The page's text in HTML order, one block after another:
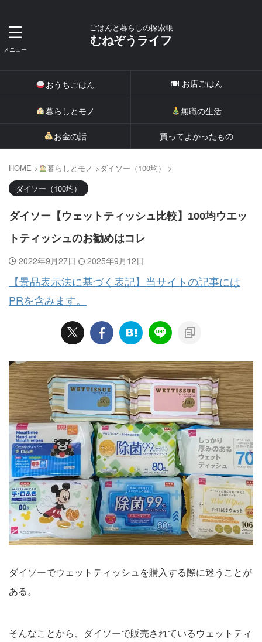
ごはんと暮らしの探索帳
むねぞうライフ
おうちごはん 🍽 お店ごはん
暮らしとモノ 無職の生活
お金の話 買ってよかったもの
HOME > 暮らしとモノ >ダイソー（100均）
>
ダイソー（100均）
ダイソー【ウェットティッシュ比較】100均ウエッ
トティッシュのお勧めはコレ
2022年9月27日
2025年9月12日
【景品表示法に基づく表記】当サイトの記事には
PRを含みます。
ダイソーでウェットティッシュを購入する際に迷うことが
ある。
そんなことから、ダイソーで販売されているウェットティ